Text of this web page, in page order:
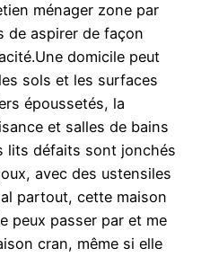
ménager zone par
de aspirer de façon
domicile peut
sols et les surfaces
époussetés, la
et salles de bains
lits défaits sont jonchés
avec des ustensiles
partout, cette maison
peux passer par et me
cran, même si elle